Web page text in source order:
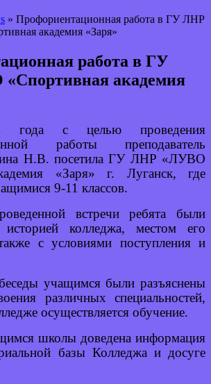
» Профориентационная работа в ГУ ЛНР
академия «Заря»
работа в ГУ
академия
года с целью проведения
работы преподаватель
Н.В. посетила ГУ ЛНР «ЛУВО
«Заря» г. Луганск, где
9-11 классов.
встречи ребята были
колледжа, местом его
с условиями поступления и
учащимся были разъяснены
различных специальностей,
осуществляется обучение.
школы доведена информация
базы Колледжа и досуге